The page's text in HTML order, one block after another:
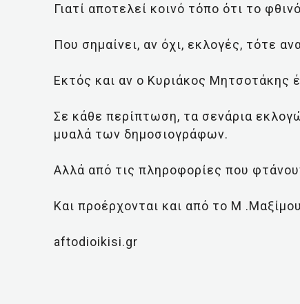
Γιατί αποτελεί κοινό τόπο ότι το
Που σημαίνει, αν όχι, εκλογές, τότε
Εκτός και αν ο Κυριάκος Μητσοτάκης
Σε κάθε περίπτωση, τα σενάρια
μυαλά των δημοσιογράφων.
Αλλά από τις πληροφορίες που
Και προέρχονται και από το Μ .Μαξίμου
aftodioikisi.gr